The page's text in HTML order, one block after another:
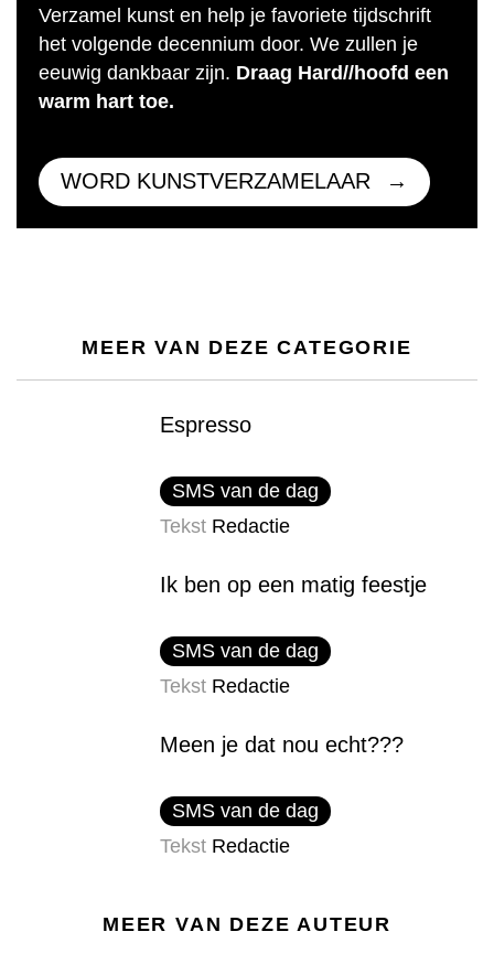
Verzamel kunst en help je favoriete tijdschrift
het volgende decennium door. We zullen je
eeuwig dankbaar zijn. Draag Hard//hoofd een
warm hart toe.
WORD KUNSTVERZAMELAAR
MEER VAN DEZE CATEGORIE
Espresso
SMS van de dag
Tekst Redactie
Ik ben op een matig feestje
SMS van de dag
Tekst Redactie
Meen je dat nou echt???
SMS van de dag
Tekst Redactie
MEER VAN DEZE AUTEUR